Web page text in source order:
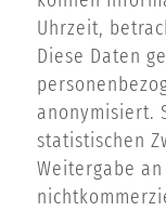
Uhrzeit,
Diese Daten
anonymisiert.
statistischen
Weitergabe